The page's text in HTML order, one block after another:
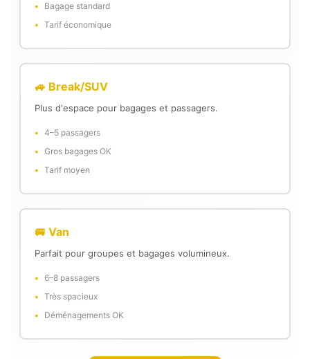
Bagage standard
Tarif économique
🚙 Break/SUV
Plus d'espace pour bagages et passagers.
4–5 passagers
Gros bagages OK
Tarif moyen
🚐 Van
Parfait pour groupes et bagages volumineux.
6–8 passagers
Très spacieux
Déménagements OK